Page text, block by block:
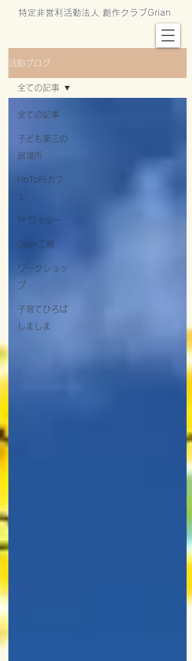
特定非営利活動法人 創作クラブGrian
活動ブログ
全ての記事
子ども第三の
居場所
HoToRiカフ
ェ
Y² ワイツー
Grian工房
ワークショッ
プ
子育てひろば
しましま
全ての記事